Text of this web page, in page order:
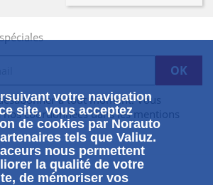
à tout moment. Vous
coordonnées dans les mentions
votre navigation
site, vous acceptez
de cookies par Norauto
tels que Valiuz.
nous permettent
la qualité de votre
de mémoriser vos